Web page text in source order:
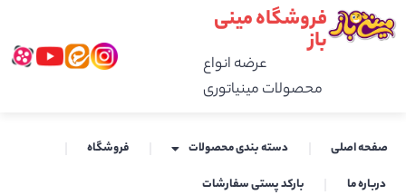
فروشگاه مینی
باز
عرضه انواع
محصولات مینیاتوری
صفحه اصلی دسته بندی محصولات
فروشگاه
درباره ما
بارکد پستی سفارشات